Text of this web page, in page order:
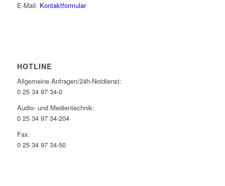
E-Mail: Kontaktformular
HOTLINE
Allgemeine Anfragen/24h-Notdienst:
0 25 34 97 34-0
Audio- und Medientechnik:
0 25 34 97 34-204
Fax:
0 25 34 97 34-50